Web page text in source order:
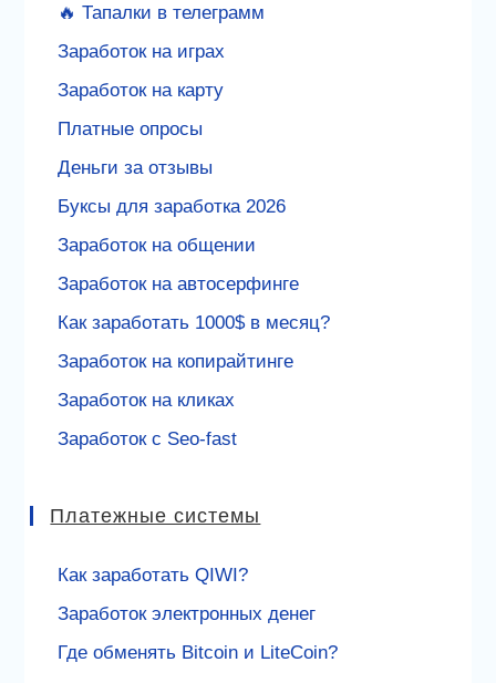
🔥 Тапалки в телеграмм
Заработок на играх
Заработок на карту
Платные опросы
Деньги за отзывы
Буксы для заработка 2026
Заработок на общении
Заработок на автосерфинге
Как заработать 1000$ в месяц?
Заработок на копирайтинге
Заработок на кликах
Заработок с Seo-fast
Платежные системы
Как заработать QIWI?
Заработок электронных денег
Где обменять Bitcoin и LiteCoin?